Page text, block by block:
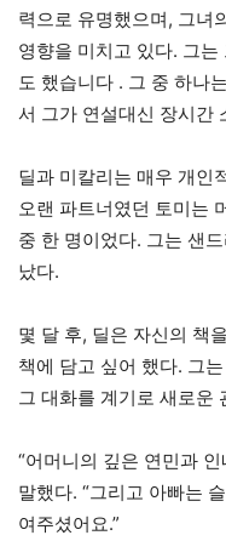
력으로 유명했으며, 그녀
영향을 미치고 있다. 그
도 했습니다 . 그 중 하나
서 그가 연설대신 장시간
딜과 미칼리는 매우 개인
오랜 파트너였던 토미는
중 한 명이었다. 그는 샌
났다.
몇 달 후, 딜은 자신의 책
책에 담고 싶어 했다. 그
그 대화를 계기로 새로운
“어머니의 깊은 연민과
말했다. “그리고 아빠는
여주셨어요.”